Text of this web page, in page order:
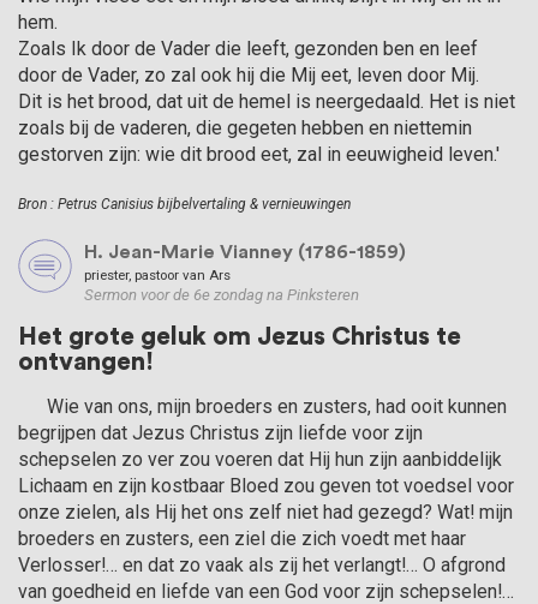
hem.
Zoals Ik door de Vader die leeft, gezonden ben en leef
door de Vader, zo zal ook hij die Mij eet, leven door Mij.
Dit is het brood, dat uit de hemel is neergedaald. Het is niet
zoals bij de vaderen, die gegeten hebben en niettemin
gestorven zijn: wie dit brood eet, zal in eeuwigheid leven.'
Bron : Petrus Canisius bijbelvertaling & vernieuwingen
H. Jean-Marie Vianney (1786-1859)
priester, pastoor van Ars
Sermon voor de 6e zondag na Pinksteren
Het grote geluk om Jezus Christus te
ontvangen!
begrijpen dat Jezus Christus zijn liefde voor zijn
schepselen zo ver zou voeren dat Hij hun zijn aanbiddelijk
Lichaam en zijn kostbaar Bloed zou geven tot voedsel voor
onze zielen, als Hij het ons zelf niet had gezegd? Wat! mijn
broeders en zusters, een ziel die zich voedt met haar
Verlosser!… en dat zo vaak als zij het verlangt!… O afgrond
van goedheid en liefde van een God voor zijn schepselen!…